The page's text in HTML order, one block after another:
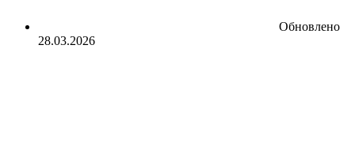
Обновлено
28.03.2026